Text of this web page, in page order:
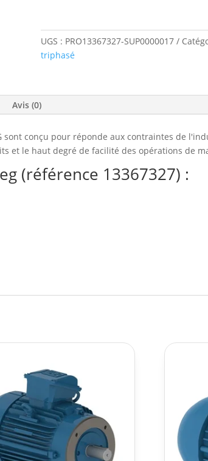
UGS : PRO13367327-SUP0000017
triphasé
Avis (0)
sont conçu pour réponde aux contraintes de
et le haut degré de facilité des opérations de
(référence 13367327) :